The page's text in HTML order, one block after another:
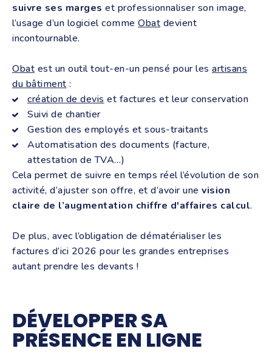
suivre ses marges et professionnaliser son image,
l’usage d’un logiciel comme Obat devient
incontournable.
Obat est un outil tout-en-un pensé pour les artisans
du bâtiment :
création de devis et factures et leur conservation
Suivi de chantier
Gestion des employés et sous-traitants
Automatisation des documents (facture,
attestation de TVA…)
Cela permet de suivre en temps réel l’évolution de son
activité, d’ajuster son offre, et d’avoir une vision
claire de l’augmentation chiffre d'affaires calcul.
De plus, avec l’obligation de dématérialiser les
factures d’ici 2026 pour les grandes entreprises
autant prendre les devants !
DÉVELOPPER SA
PRÉSENCE EN LIGNE